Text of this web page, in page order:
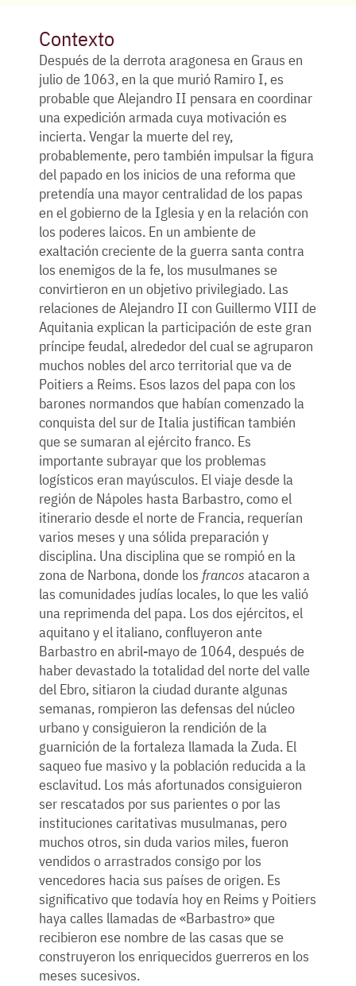
Contexto
Después de la derrota aragonesa en Graus en
julio de 1063, en la que murió Ramiro I, es
probable que Alejandro II pensara en coordinar
una expedición armada cuya motivación es
incierta. Vengar la muerte del rey,
probablemente, pero también impulsar la figura
del papado en los inicios de una reforma que
pretendía una mayor centralidad de los papas
en el gobierno de la Iglesia y en la relación con
los poderes laicos. En un ambiente de
exaltación creciente de la guerra santa contra
los enemigos de la fe, los musulmanes se
convirtieron en un objetivo privilegiado. Las
relaciones de Alejandro II con Guillermo VIII de
Aquitania explican la participación de este gran
príncipe feudal, alrededor del cual se agruparon
muchos nobles del arco territorial que va de
Poitiers a Reims. Esos lazos del papa con los
barones normandos que habían comenzado la
conquista del sur de Italia justifican también
que se sumaran al ejército franco. Es
importante subrayar que los problemas
logísticos eran mayúsculos. El viaje desde la
región de Nápoles hasta Barbastro, como el
itinerario desde el norte de Francia, requerían
varios meses y una sólida preparación y
disciplina. Una disciplina que se rompió en la
zona de Narbona, donde los francos atacaron a
las comunidades judías locales, lo que les valió
una reprimenda del papa. Los dos ejércitos, el
aquitano y el italiano, confluyeron ante
Barbastro en abril-mayo de 1064, después de
haber devastado la totalidad del norte del valle
del Ebro, sitiaron la ciudad durante algunas
semanas, rompieron las defensas del núcleo
urbano y consiguieron la rendición de la
guarnición de la fortaleza llamada la Zuda. El
saqueo fue masivo y la población reducida a la
esclavitud. Los más afortunados consiguieron
ser rescatados por sus parientes o por las
instituciones caritativas musulmanas, pero
muchos otros, sin duda varios miles, fueron
vendidos o arrastrados consigo por los
vencedores hacia sus países de origen. Es
significativo que todavía hoy en Reims y Poitiers
haya calles llamadas de «Barbastro» que
recibieron ese nombre de las casas que se
construyeron los enriquecidos guerreros en los
meses sucesivos.